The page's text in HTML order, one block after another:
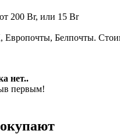
200 Br, или 15 Br
Белпочты.
нет..
первым!